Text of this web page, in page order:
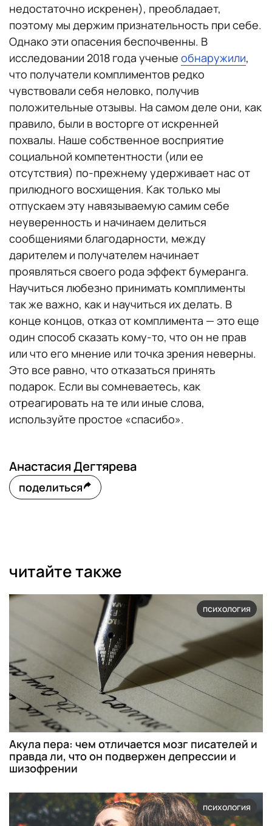
недостаточно искренен), преобладает,
поэтому мы держим признательность при себе.
Однако эти опасения беспочвенны. В
исследовании 2018 года ученые обнаружили,
что получатели комплиментов редко
чувствовали себя неловко, получив
положительные отзывы. На самом деле они, как
правило, были в восторге от искренней
похвалы. Наше собственное восприятие
социальной компетентности (или ее
отсутствия) по-прежнему удерживает нас от
прилюдного восхищения. Как только мы
отпускаем эту навязываемую самим себе
неуверенность и начинаем делиться
сообщениями благодарности, между
дарителем и получателем начинает
проявляться своего рода эффект бумеранга.
Научиться любезно принимать комплименты
так же важно, как и научиться их делать. В
конце концов, отказ от комплимента — это еще
один способ сказать кому-то, что он не прав
или что его мнение или точка зрения неверны.
Это все равно, что отказаться принять
подарок. Если вы сомневаетесь, как
отреагировать на те или иные слова,
используйте простое «спасибо».
Анастасия Дегтярева
поделиться
читайте также
психология
Акула пера: чем отличается мозг писателей и
правда ли, что он подвержен депрессии и
шизофрении
психология